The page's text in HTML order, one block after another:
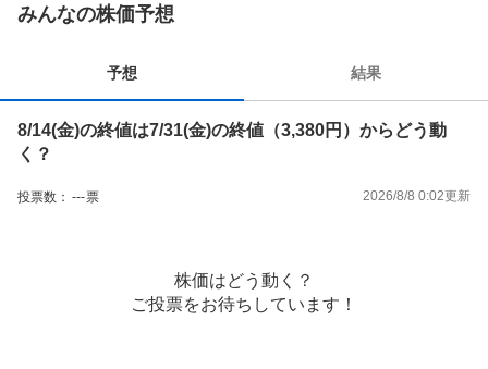
みんなの株価予想
予想 結果
8/14(金)の終値は7/31(金)の終値（3,380円）からどう動
く？
投票数： ---票 2026/8/8 0:02更新
株価はどう動く？
ご投票をお待ちしています！